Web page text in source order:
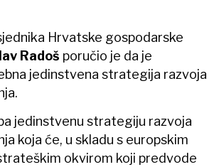
Hrvatske gospodarske
Radoš poručio je da je
jedinstvena strategija razvoja
jedinstvenu strategiju razvoja
koja će, u skladu s europskim
okvirom koji predvode